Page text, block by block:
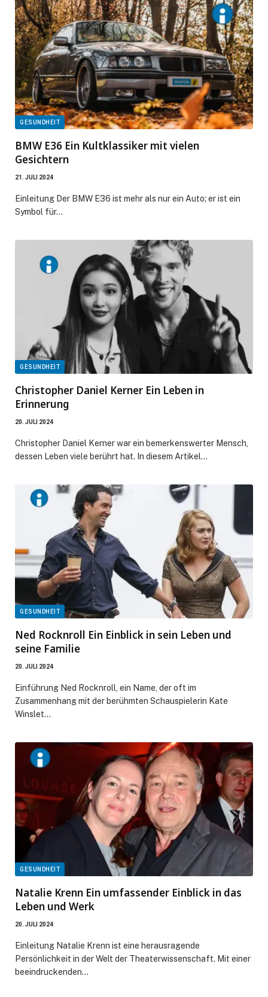
GESUNDHEIT
BMW E36 Ein Kultklassiker mit vielen
Gesichtern
21. JULI 2024
Einleitung Der BMW E36 ist mehr als nur ein Auto; er ist ein
Symbol für…
GESUNDHEIT
Christopher Daniel Kerner Ein Leben in
Erinnerung
20. JULI 2024
Christopher Daniel Kerner war ein bemerkenswerter Mensch,
dessen Leben viele berührt hat. In diesem Artikel…
GESUNDHEIT
Ned Rocknroll Ein Einblick in sein Leben und
seine Familie
20. JULI 2024
Einführung Ned Rocknroll, ein Name, der oft im
Zusammenhang mit der berühmten Schauspielerin Kate
Winslet…
GESUNDHEIT
Natalie Krenn Ein umfassender Einblick in das
Leben und Werk
20. JULI 2024
Einleitung Natalie Krenn ist eine herausragende
Persönlichkeit in der Welt der Theaterwissenschaft. Mit einer
beeindruckenden…